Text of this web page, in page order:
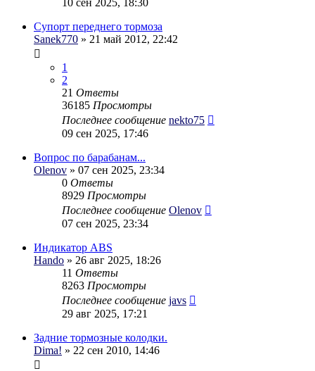
Супорт переднего тормоза
Sanek770 » 21 май 2012, 22:42
1
2
21 Ответы
36185 Просмотры
Последнее сообщение nekto75
09 сен 2025, 17:46
Вопрос по барабанам...
Olenov » 07 сен 2025, 23:34
0 Ответы
8929 Просмотры
Последнее сообщение Olenov
07 сен 2025, 23:34
Индикатор ABS
Hando » 26 авг 2025, 18:26
11 Ответы
8263 Просмотры
Последнее сообщение javs
29 авг 2025, 17:21
Задние тормозные колодки.
Dima! » 22 сен 2010, 14:46